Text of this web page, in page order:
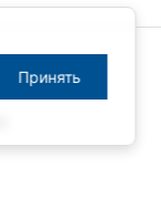
Принять